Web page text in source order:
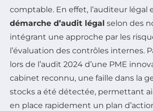
comptable. En effet, l’auditeur légal
démarche d’audit légal selon des
intégrant une approche par les
l’évaluation des contrôles internes.
lors de l’audit 2024 d’une PME
cabinet reconnu, une faille dans la
stocks a été détectée, permettant
en place rapidement un plan